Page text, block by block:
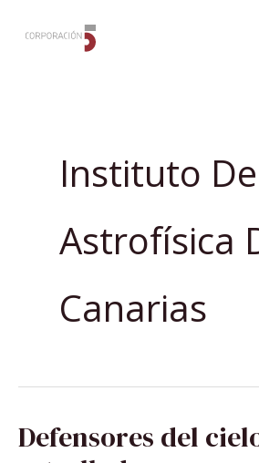
Instituto De
Astrofísica
Canarias
Defensores del
DEFENSORES
DEL
CIELO
ESTRELLADO